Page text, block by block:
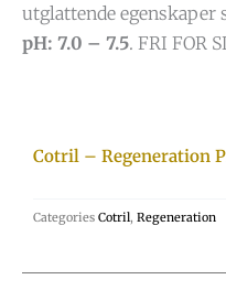
utglattende
pH: 7.0 – 7.5. FRI FOR
Cotril – Regeneration
Categories Cotril, Regeneration